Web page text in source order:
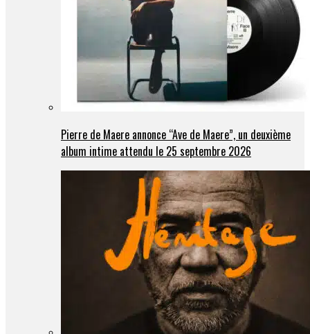
Pierre de Maere annonce “Ave de Maere”, un deuxième
album intime attendu le 25 septembre 2026